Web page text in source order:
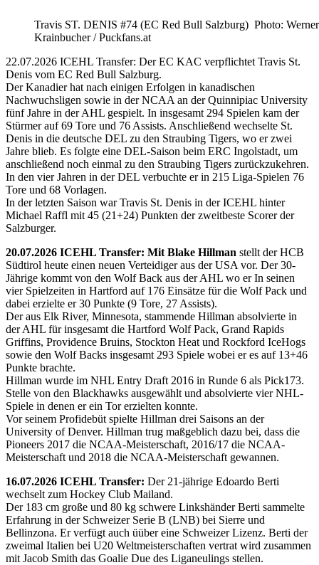
Travis ST. DENIS #74 (EC Red Bull Salzburg) Photo: Werner
Krainbucher / Puckfans.at
22.07.2026 ICEHL Transfer: Der EC KAC verpflichtet Travis St.
Denis vom EC Red Bull Salzburg.
Der Kanadier hat nach einigen Erfolgen in kanadischen
Nachwuchsligen sowie in der NCAA an der Quinnipiac University
fünf Jahre in der AHL gespielt. In insgesamt 294 Spielen kam der
Stürmer auf 69 Tore und 76 Assists. Anschließend wechselte St.
Denis in die deutsche DEL zu den Straubing Tigers, wo er zwei
Jahre blieb. Es folgte eine DEL-Saison beim ERC Ingolstadt, um
anschließend noch einmal zu den Straubing Tigers zurückzukehren.
In den vier Jahren in der DEL verbuchte er in 215 Liga-Spielen 76
Tore und 68 Vorlagen.
In der letzten Saison war Travis St. Denis in der ICEHL hinter
Michael Raffl mit 45 (21+24) Punkten der zweitbeste Scorer der
Salzburger.
20.07.2026 ICEHL Transfer: Mit Blake Hillman stellt der HCB
Südtirol heute einen neuen Verteidiger aus der USA vor. Der 30-
Jährige kommt von den Wolf Back aus der AHL wo er In seinen
vier Spielzeiten in Hartford auf 176 Einsätze für die Wolf Pack und
dabei erzielte er 30 Punkte (9 Tore, 27 Assists).
Der aus Elk River, Minnesota, stammende Hillman absolvierte in
der AHL für insgesamt die Hartford Wolf Pack, Grand Rapids
Griffins, Providence Bruins, Stockton Heat und Rockford IceHogs
sowie den Wolf Backs insgesamt 293 Spiele wobei er es auf 13+46
Punkte brachte.
Hillman wurde im NHL Entry Draft 2016 in Runde 6 als Pick173.
Stelle von den Blackhawks ausgewählt und absolvierte vier NHL-
Spiele in denen er ein Tor erzielten konnte.
Vor seinem Profidebüt spielte Hillman drei Saisons an der
University of Denver. Hillman trug maßgeblich dazu bei, dass die
Pioneers 2017 die NCAA-Meisterschaft, 2016/17 die NCAA-
Meisterschaft und 2018 die NCAA-Meisterschaft gewannen.
16.07.2026 ICEHL Transfer: Der 21-jährige Edoardo Berti
wechselt zum Hockey Club Mailand.
Der 183 cm große und 80 kg schwere Linkshänder Berti sammelte
Erfahrung in der Schweizer Serie B (LNB) bei Sierre und
Bellinzona. Er verfügt auch üüber eine Schweizer Lizenz. Berti der
zweimal Italien bei U20 Weltmeisterschaften vertrat wird zusammen
mit Jacob Smith das Goalie Due des Liganeulings stellen.